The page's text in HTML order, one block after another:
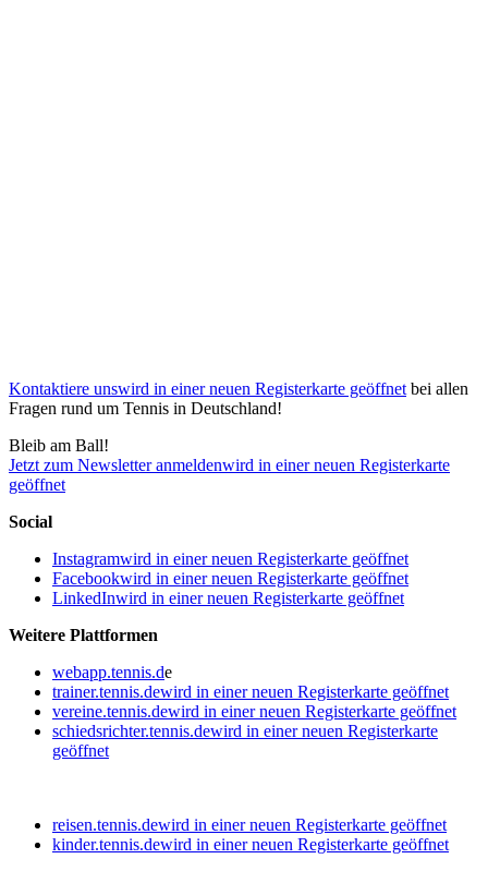
Kontaktiere unswird in einer neuen Registerkarte geöffnet bei allen
Fragen rund um Tennis in Deutschland!
Bleib am Ball!
Jetzt zum Newsletter anmeldenwird in einer neuen Registerkarte
geöffnet
Social
Instagramwird in einer neuen Registerkarte geöffnet
Facebookwird in einer neuen Registerkarte geöffnet
LinkedInwird in einer neuen Registerkarte geöffnet
Weitere Plattformen
webapp.tennis.de
trainer.tennis.dewird in einer neuen Registerkarte geöffnet
vereine.tennis.dewird in einer neuen Registerkarte geöffnet
schiedsrichter.tennis.dewird in einer neuen Registerkarte
geöffnet
reisen.tennis.dewird in einer neuen Registerkarte geöffnet
kinder.tennis.dewird in einer neuen Registerkarte geöffnet